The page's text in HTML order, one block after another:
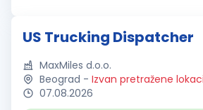
US Trucking Dispatcher
MaxMiles d.o.o.
Beograd - Izvan pretražene
07.08.2026